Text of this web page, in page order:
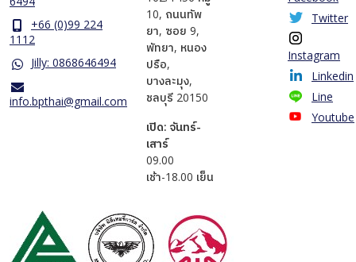
+66 (0)99 224
1112
Jilly: 0868646494
info.bpthai@gmail.com
10, ถนนทัพ
ยา, ซอย 9,
พัทยา, หนอง
ปรือ,
บางละมุง,
ชลบุรี 20150
เปิด: จันทร์-
เสาร์
​09.00
เช้า-18.00 เย็น
Twitter
Instagram
Linkedin
Line
Youtube